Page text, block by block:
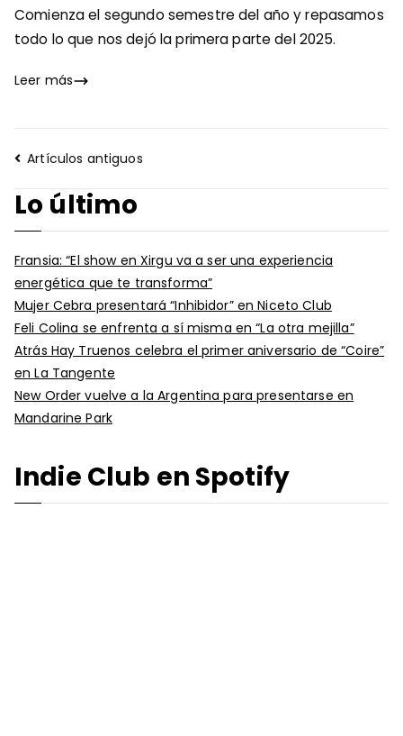
Comienza el segundo semestre del año y repasamos
todo lo que nos dejó la primera parte del 2025.
Leer más
Navegación
entradas
Artículos antiguos
Lo último
Fransia: “El show en Xirgu va a ser una experiencia
energética que te transforma”
Mujer Cebra presentará “Inhibidor” en Niceto Club
Feli Colina se enfrenta a sí misma en “La otra mejilla”
Atrás Hay Truenos celebra el primer aniversario de “Coire”
en La Tangente
New Order vuelve a la Argentina para presentarse en
Mandarine Park
Indie Club en Spotify